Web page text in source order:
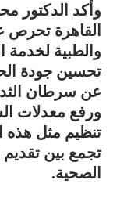
وأكد الدكتور
القاهرة تحرص
والطبية لخدمة
تحسين جودة
عن سرطان
ورفع معدلات
تنظيم مثل هذه
تجمع بين تقديم
الصحية.